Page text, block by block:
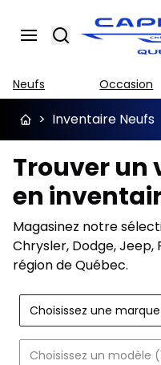
Search
Neufs Occasion
> Inventaire Neufs
Trouver un
en
Magasinez notre
Chrysler, Dodge, Jeep,
région de Québec.
Choisissez une
Choisissez un modèle